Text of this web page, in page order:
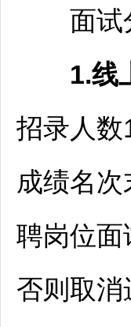
面试分
1.线
招录人数
成绩名
聘岗位
否则取